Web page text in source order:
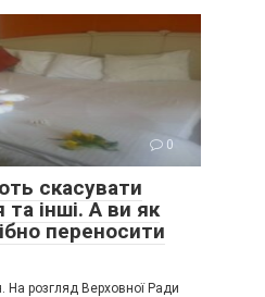
0
скасувати
інші. А ви як
переносити
На розгляд Верховної Ради